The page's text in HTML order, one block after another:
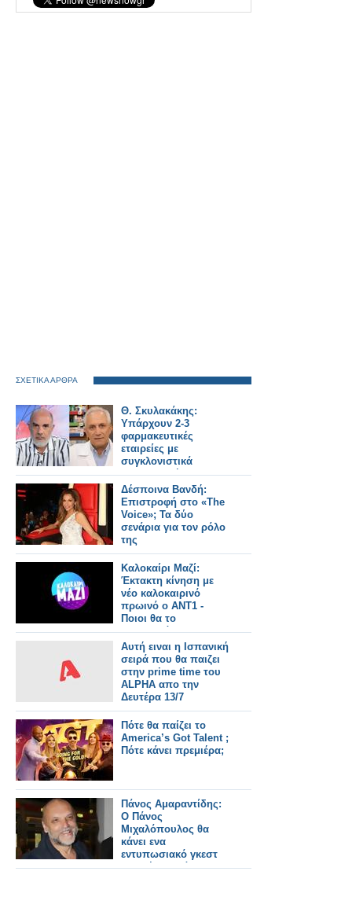
ΣΧΕΤΙΚΑ ΑΡΘΡΑ
Θ. Σκυλακάκης:
Υπάρχουν 2-3
φαρμακευτικές
εταιρείες με
συγκλονιστικά
παραβατική
συμπεριφορά –
Κάποια πρέπει να
τιμωρηθεί
Δέσποινα Βανδή:
Επιστροφή στο «The
Voice»; Τα δύο
σενάρια για τον ρόλο
της
Καλοκαίρι Μαζί:
Έκτακτη κίνηση με
νέο καλοκαιρινό
πρωινό ο ΑΝΤ1 -
Ποιοι θα το
παρουσιάζουν και τι
ώρα θα παίζει;
Αυτή ειναι η Ισπανική
σειρά που θα παιζει
στην prime time του
ALPHA απο την
Δευτέρα 13/7
Πότε θα παίζει το
America’s Got Talent ;
Πότε κάνει πρεμιέρα;
Πάνος Αμαραντίδης:
Ο Πάνος
Μιχαλόπουλος θα
κάνει ενα
εντυπωσιακό γκεστ
στη νέα σειρά στον